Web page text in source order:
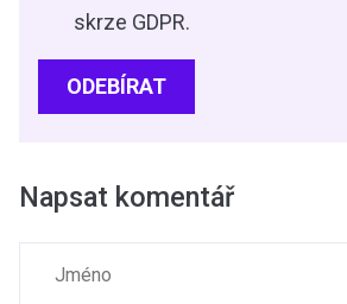
skrze GDPR.
ODEBÍRAT
Napsat komentář